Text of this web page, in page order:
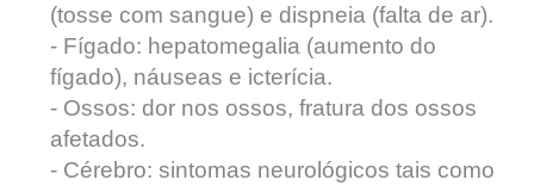
(tosse com sangue) e dispneia (falta de ar).
- Fígado: hepatomegalia (aumento do
fígado), náuseas e icterícia.
- Ossos: dor nos ossos, fratura dos ossos
afetados.
- Cérebro: sintomas neurológicos tais como